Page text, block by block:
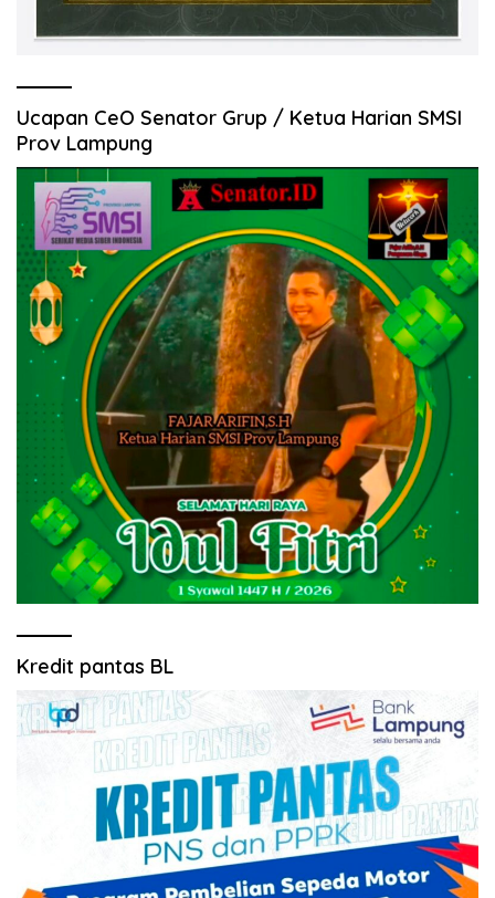
Ucapan CeO Senator Grup / Ketua Harian SMSI
Prov Lampung
Kredit pantas BL